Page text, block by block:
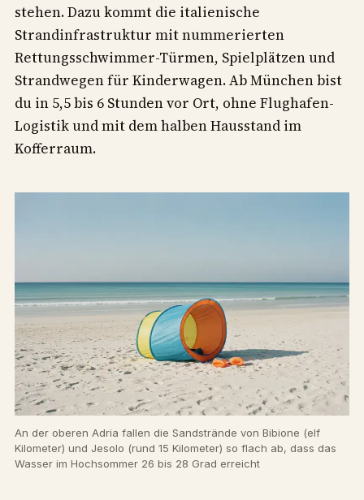
stehen. Dazu kommt die italienische
Strandinfrastruktur mit nummerierten
Rettungsschwimmer-Türmen, Spielplätzen und
Strandwegen für Kinderwagen. Ab München bist
du in 5,5 bis 6 Stunden vor Ort, ohne Flughafen-
Logistik und mit dem halben Hausstand im
Kofferraum.
An der oberen Adria fallen die Sandstrände von Bibione (elf
Kilometer) und Jesolo (rund 15 Kilometer) so flach ab, dass das
Wasser im Hochsommer 26 bis 28 Grad erreicht